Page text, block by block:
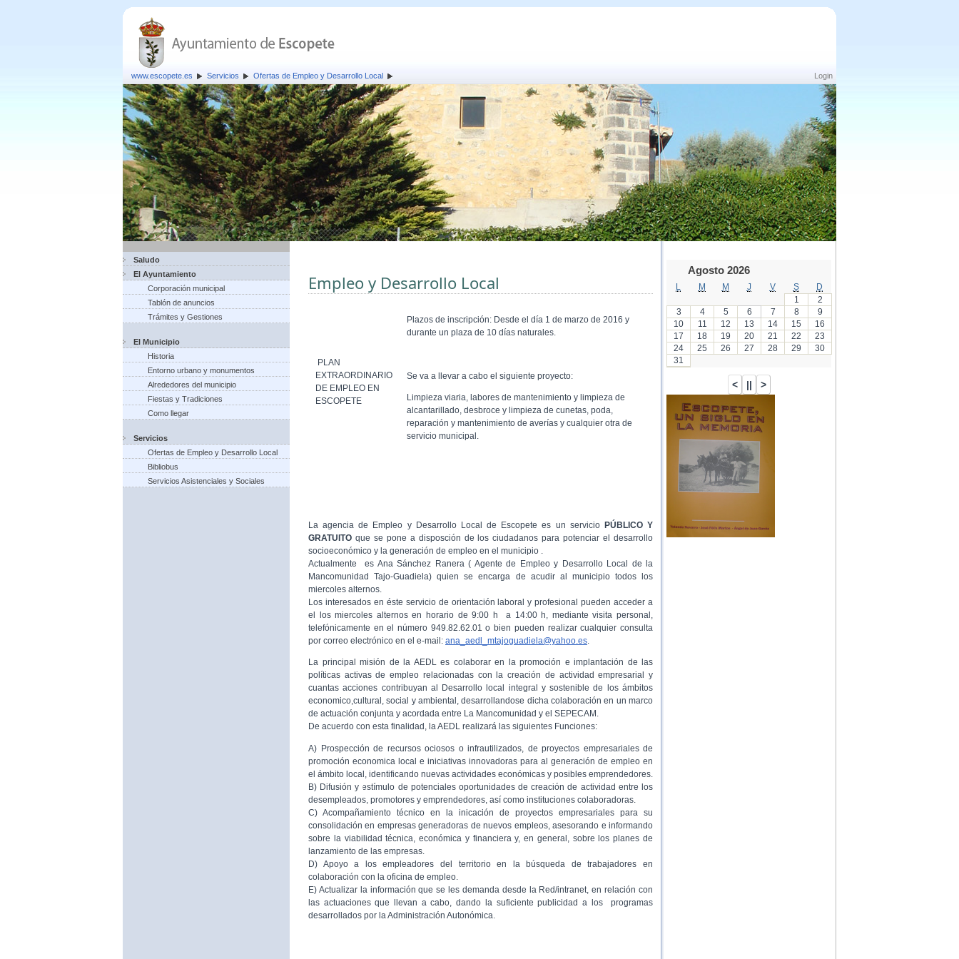
Login
www.escopete.es Servicios Ofertas de Empleo y Desarrollo Local
Saludo
El Ayuntamiento
Corporación municipal
Tablón de anuncios
Trámites y Gestiones
El Municipio
Historia
Entorno urbano y monumentos
Alrededores del municipio
Fiestas y Tradiciones
Como llegar
Servicios
Ofertas de Empleo y Desarrollo Local
Bibliobus
Servicios Asistenciales y Sociales
Empleo y Desarrollo Local
PLAN
EXTRAORDINARIO
DE EMPLEO EN
ESCOPETE
Plazos de inscripción: Desde el día 1 de marzo de 2016 y
durante un plaza de 10 días naturales.
Se va a llevar a cabo el siguiente proyecto:
Limpieza viaria, labores de mantenimiento y limpieza de
alcantarillado, desbroce y limpieza de cunetas, poda,
reparación y mantenimiento de averías y cualquier otra de
servicio municipal.
La agencia de Empleo y Desarrollo Local de Escopete es un servicio PÚBLICO Y
GRATUITO que se pone a disposción de los ciudadanos para potenciar el desarrollo
socioeconómico y la generación de empleo en el municipio .
Actualmente es Ana Sánchez Ranera ( Agente de Empleo y Desarrollo Local de la
Mancomunidad Tajo-Guadiela) quien se encarga de acudir al municipio todos los
miercoles alternos.
Los interesados en éste servicio de orientación laboral y profesional pueden acceder a
el los miercoles alternos en horario de 9:00 h a 14:00 h, mediante visita personal,
telefónicamente en el número 949.82.62.01 o bien pueden realizar cualquier consulta
por correo electrónico en el e-mail: ana_aedl_mtajoguadiela@yahoo.es.
La principal misión de la AEDL es colaborar en la promoción e implantación de las
políticas activas de empleo relacionadas con la creación de actividad empresarial y
cuantas acciones contribuyan al Desarrollo local integral y sostenible de los ámbitos
economico,cultural, social y ambiental, desarrollandose dicha colaboración en un marco
de actuación conjunta y acordada entre La Mancomunidad y el SEPECAM.
De acuerdo con esta finalidad, la AEDL realizará las siguientes Funciones:
A) Prospección de recursos ociosos o infrautilizados, de proyectos empresariales de
promoción economica local e iniciativas innovadoras para al generación de empleo en
el ámbito local, identificando nuevas actividades económicas y posibles emprendedores.
B) Difusión y estímulo de potenciales oportunidades de creación de actividad entre los
desempleados, promotores y emprendedores, así como instituciones colaboradoras.
C) Acompañamiento técnico en la inicación de proyectos empresariales para su
consolidación en empresas generadoras de nuevos empleos, asesorando e informando
sobre la viabilidad técnica, económica y financiera y, en general, sobre los planes de
lanzamiento de las empresas.
D) Apoyo a los empleadores del territorio en la búsqueda de trabajadores en
colaboración con la oficina de empleo.
E) Actualizar la información que se les demanda desde la Red/intranet, en relación con
las actuaciones que llevan a cabo, dando la suficiente publicidad a los programas
desarrollados por la Administración Autonómica.
Agosto 2026
M M J V S
D
1
2
3
4 5 6 7 8
9
10
11 12 13 14 15
16
17
18 19 20 21 22
23
24
25 26 27 28 29
30
31